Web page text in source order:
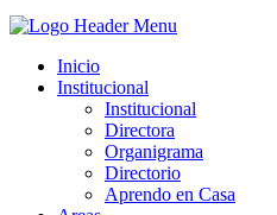
Inicio
Institucional
Institucional
Directora
Organigrama
Directorio
Aprendo en Casa